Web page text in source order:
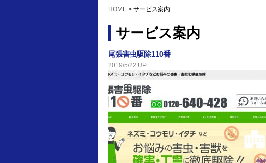
HOME > サービス案内
サービス案内
尾張害虫駆除110番
2019/5/22 UP